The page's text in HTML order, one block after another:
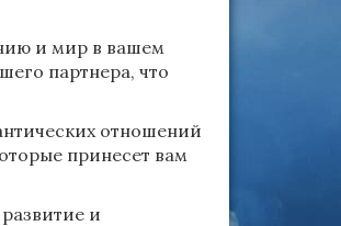
и мир в вашем
партнера, что
отношений
принесет вам
и